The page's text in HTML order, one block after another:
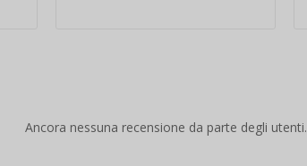
Ancora nessuna recensione da parte degli utenti.